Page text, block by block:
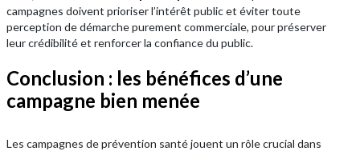
campagnes doivent prioriser l’intérêt public et éviter toute
perception de démarche purement commerciale, pour préserver
leur crédibilité et renforcer la confiance du public.
Conclusion : les bénéfices d’une
campagne bien menée
Les campagnes de prévention santé jouent un rôle crucial dans